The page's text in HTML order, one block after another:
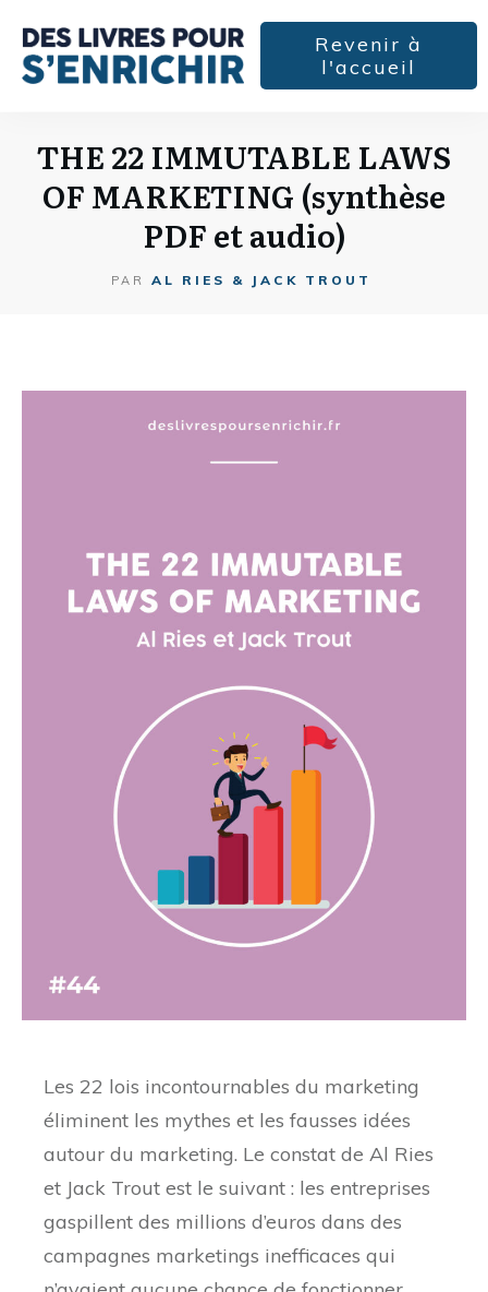
Revenir à
l'accueil
THE 22 IMMUTABLE LAWS
OF MARKETING (synthèse
PDF et audio)
PAR AL RIES & JACK TROUT
Les 22 lois incontournables du marketing
éliminent les mythes et les fausses idées
autour du marketing. Le constat de Al Ries
et Jack Trout est le suivant : les entreprises
gaspillent des millions d’euros dans des
campagnes marketings inefficaces qui